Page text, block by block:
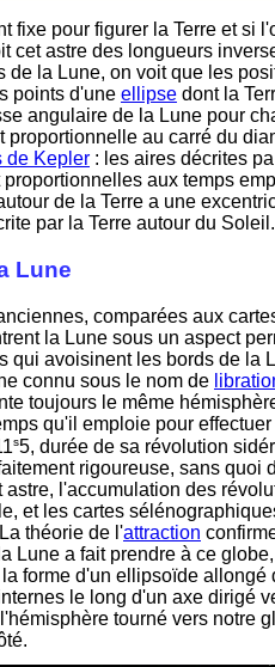
fixe pour figurer la Terre et si
cet astre des longueurs
de la Lune, on voit que les
points d'une ellipse dont la
angulaire de la Lune pour
proportionnelle au carré du
de Kepler : les aires décrites
proportionnelles aux temps
de la Terre a une
par la Terre autour du
Lune
comparées aux
la Lune sous un aspect
qui avoisinent les bords de la
connu sous le nom de
toujours le même
qu'il emploie pour
s5, durée de sa révolution
rigoureuse, sans quoi
astre, l'accumulation des
et les cartes
théorie de l'attraction
Lune a fait prendre à ce
la forme d'un ellipsoïde
le long d'un axe dirigé
tourné vers notre